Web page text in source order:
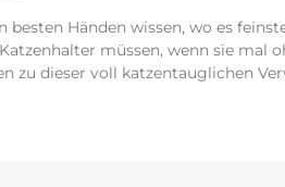
besten Händen wissen, wo es
müssen, wenn sie mal
zu dieser voll katzentauglichen